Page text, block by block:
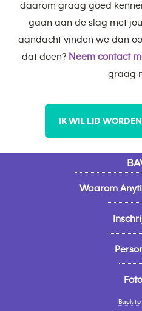
daarom graag goed
gaan aan de slag met
aandacht vinden we dan
dat doen? Neem contact
graag
IK WIL LID
Waarom
Back to